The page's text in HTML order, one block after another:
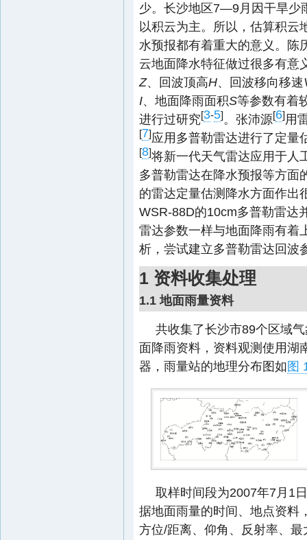
少。长沙地区7—9月因干旱少
以积云为主。所以，估算积云
水预报都有着重大的意义。陈
云地面降水特征做过很多有意
Z、回波顶高H、回波移向移速
I、地面降雨面积S等参数有着
进行过研究[3-5]。张沛源[6]用
[7]应用多普勒雷达进行了定量
[8]将新一代天气雷达应用于人
多普勒雷达在降水预报等方面
的雷达定量估测降水方面作出
WSR-88D的10cm多普勒雷达
雷达参数一样与地面降雨有着
析，尝试建立多普勒雷达回波
1 资料收集处理
1.1 地面雨量资料
共收集了长沙市89个区域
面降雨资料，资料观测使用湖
器，雨量站的地理分布图如图
取样时间段为2007年7月1
据地面雨量的时间、地点资料
方位/距离、仰角、反射率、